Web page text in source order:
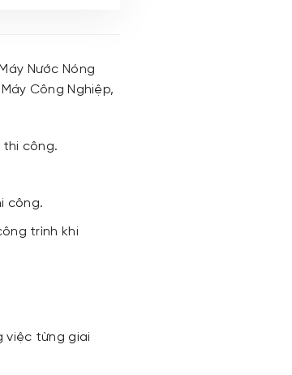
Nước Nóng
Công Nghiệp,
công.
công.
trình khi
việc từng giai